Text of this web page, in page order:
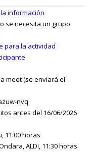
información
se necesita un grupo
para la actividad
meet (se enviará el
nvq
antes del 16/06/2026
11:00 horas
ALDI, 11:30 horas